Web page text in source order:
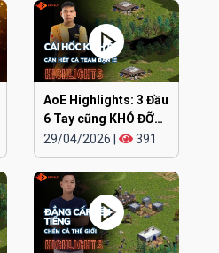
AoE Highlights: 3 Đầu
6 Tay cũng KHÓ ĐỠ
TRẬN NÀY
29/04/2026 391